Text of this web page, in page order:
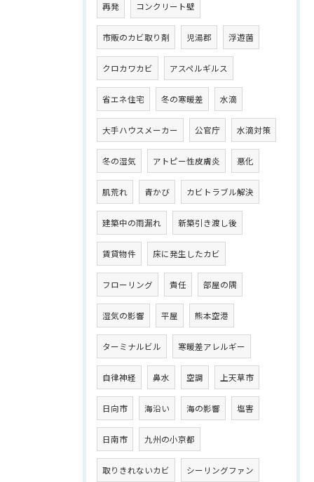
再発 コンクリート壁
市販のカビ取り剤 児湯郡 浮遊菌
クロカワカビ アスペルギルス
省エネ住宅 冬の寒暖差 水滴
大手ハウスメーカー 公官庁 水滴対策
冬の湿気 アトピー性皮膚炎 悪化
肌荒れ 青かび カビトラブル解決
建築中の雨漏れ 新築引き渡し後
賃貸物件 床に発生したカビ
フローリング 責任 部屋の隅
湿気の影響 平屋 熊本空港
ターミナルビル 寒暖差アレルギー
自律神経 鼻水 空調 上天草市
日向市 海沿い 海の影響 塩害
日南市 九州の小京都
取りきれないカビ シーリングファン